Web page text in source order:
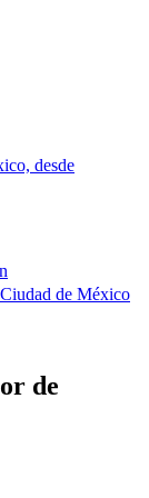
desde
Ciudad de México
de